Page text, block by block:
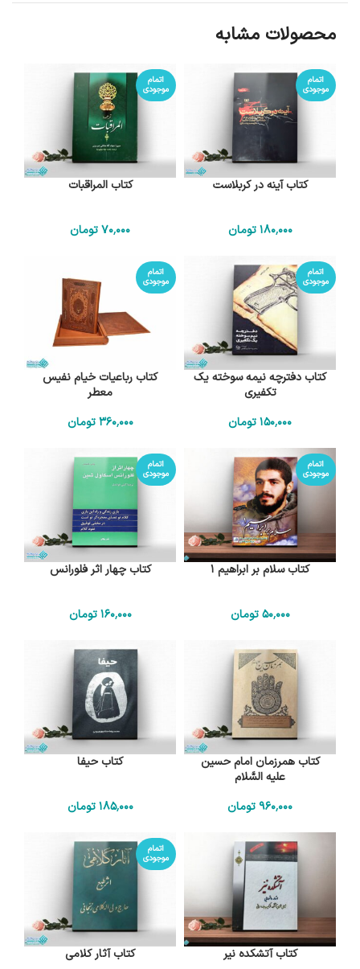
محصولات مشابه
اتمام
موجودی
کتاب آینه در کربلاست
180٬000 تومان
اتمام
موجودی
کتاب المراقبات
70٬000تومان
اتمام
موجودی
کتاب دفترچه نیمه سوخته یک
تکفیری
150٬000تومان
اتمام
موجودی
کتاب رباعیات خیام نفیس
معطر
360٬000 تومان
اتمام
موجودی
کتاب سلام بر ابراهیم 1
50٬000 تومان
اتمام
موجودی
کتاب چهار اثر فلورانس
160٬000 تومان
کتاب همرزمان امام حسین
علیه السَّلام
960٬000تومان
کتاب حیفا
185٬000 تومان
کتاب آتشکده نیر
اتمام
موجودی
کتاب آثار کلامی